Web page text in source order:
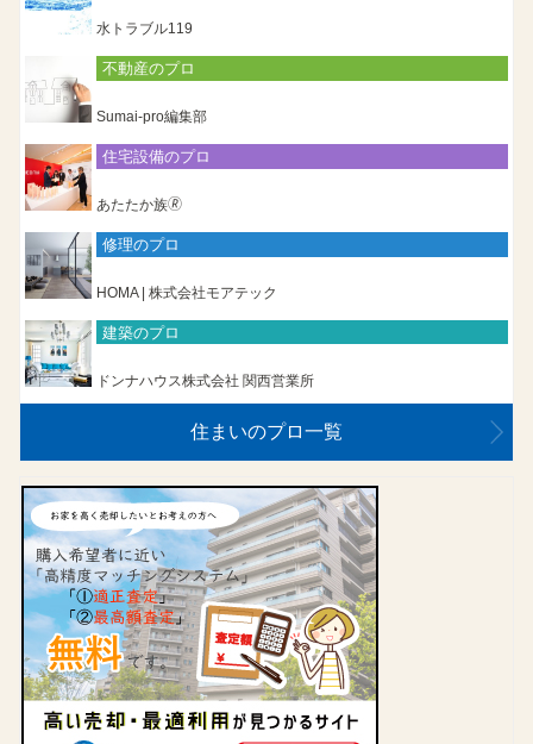
水トラブル119
不動産のプロ
Sumai-pro編集部
住宅設備のプロ
あたたか族🄬
修理のプロ
HOMA | 株式会社モアテック
建築のプロ
ドンナハウス株式会社 関西営業所
住まいのプロ一覧